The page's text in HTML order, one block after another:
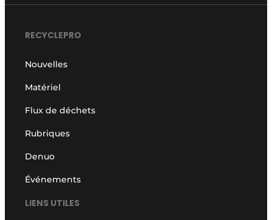
RECYCLEPRO
Nouvelles
Matériel
Flux de déchets
Rubriques
Denuo
Événements
LIENS UTILES